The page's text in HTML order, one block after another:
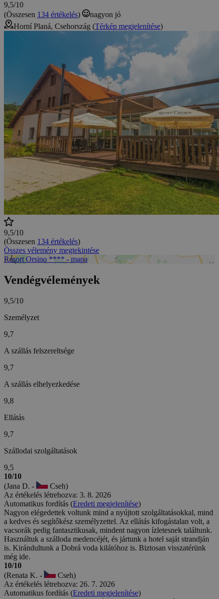
9,5/10
(Összesen 134 értékelés)
nagyon jó
Horní Planá, Csehország (Térkép megjelenítése)
9,5/10
(Összesen 134 értékelés)
Összes vélemény megtekintése
Resort Orsino **** - mapa
Vendégvélemények
9,5/10
Személyzet
9,7
A szállás felszereltsége
9,7
A szállás elhelyezkedése
9,8
Ellátás
9,7
Szállodai szolgáltatások
9,5
10/10
(Jana D. -
Cseh)
Az értékelés létrehozva: 3. 8. 2026
Automatikus fordítás (Eredeti megjelenítése)
Nagyon elégedettek voltunk mind a nyújtott szolgáltatásokkal, mind
a kedves és segítőkész személyzettel. Az ellátás kifogástalan volt, a
vacsorák pedig fantasztikusak, mindent nagyon ízletesnek találtunk.
Használtuk a szálloda medencéjét, és jártunk a hotel saját strandján
is. Kirándultunk a Dobrá voda kilátóhoz is. Biztosan visszatérünk
még ide.
10/10
(Renata K. -
Cseh)
Az értékelés létrehozva: 26. 7. 2026
Automatikus fordítás (Eredeti megjelenítése)